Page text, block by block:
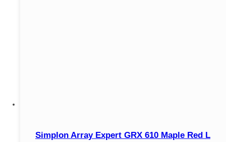
Simplon Array Expert GRX 610 Maple Red L